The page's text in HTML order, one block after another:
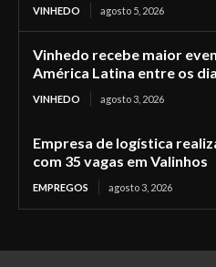
VINHEDO agosto 5, 2026
Vinhedo recebe maior
América Latina entre os
VINHEDO agosto 3, 2026
Empresa de logística
com 35 vagas em Valinhos
EMPREGOS agosto 3, 2026